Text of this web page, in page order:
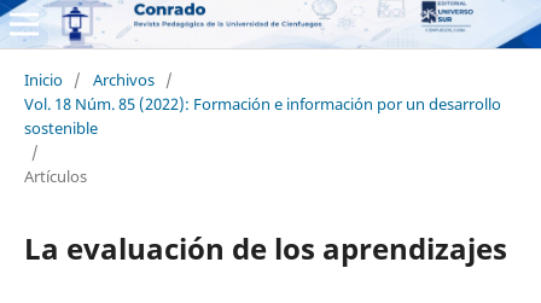
Inicio / Archivos /
Vol. 18 Núm. 85 (2022): Formación e información por un desarrollo
sostenible
/
Artículos
La evaluación de los aprendizajes